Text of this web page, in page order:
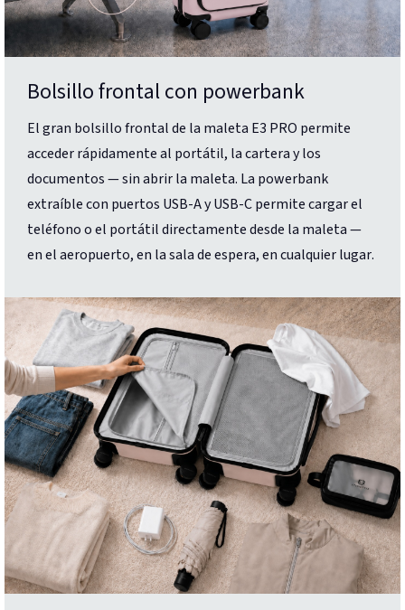
Bolsillo frontal con powerbank
El gran bolsillo frontal de la maleta E3 PRO permite
acceder rápidamente al portátil, la cartera y los
documentos — sin abrir la maleta. La powerbank
extraíble con puertos USB-A y USB-C permite cargar el
teléfono o el portátil directamente desde la maleta —
en el aeropuerto, en la sala de espera, en cualquier lugar.